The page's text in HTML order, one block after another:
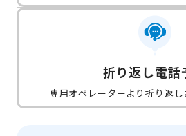
折り返し電話
専用オペレーターより折り返